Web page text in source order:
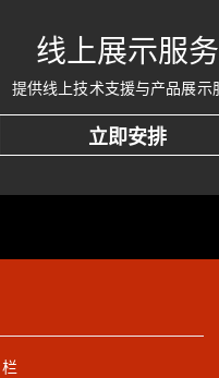
线上展示服务
提供线上技术支援与产品展示
立即安排